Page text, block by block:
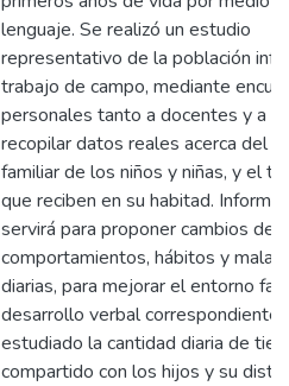
lenguaje. Se realizó un estudio
representativo de la población
trabajo de campo, mediante
personales tanto a docentes y a
recopilar datos reales acerca del
familiar de los niños y niñas, y el
que reciben en su habitad.
servirá para proponer cambios de
comportamientos, hábitos y malas
diarias, para mejorar el entorno
desarrollo verbal correspondiente.
estudiado la cantidad diaria de
compartido con los hijos y su